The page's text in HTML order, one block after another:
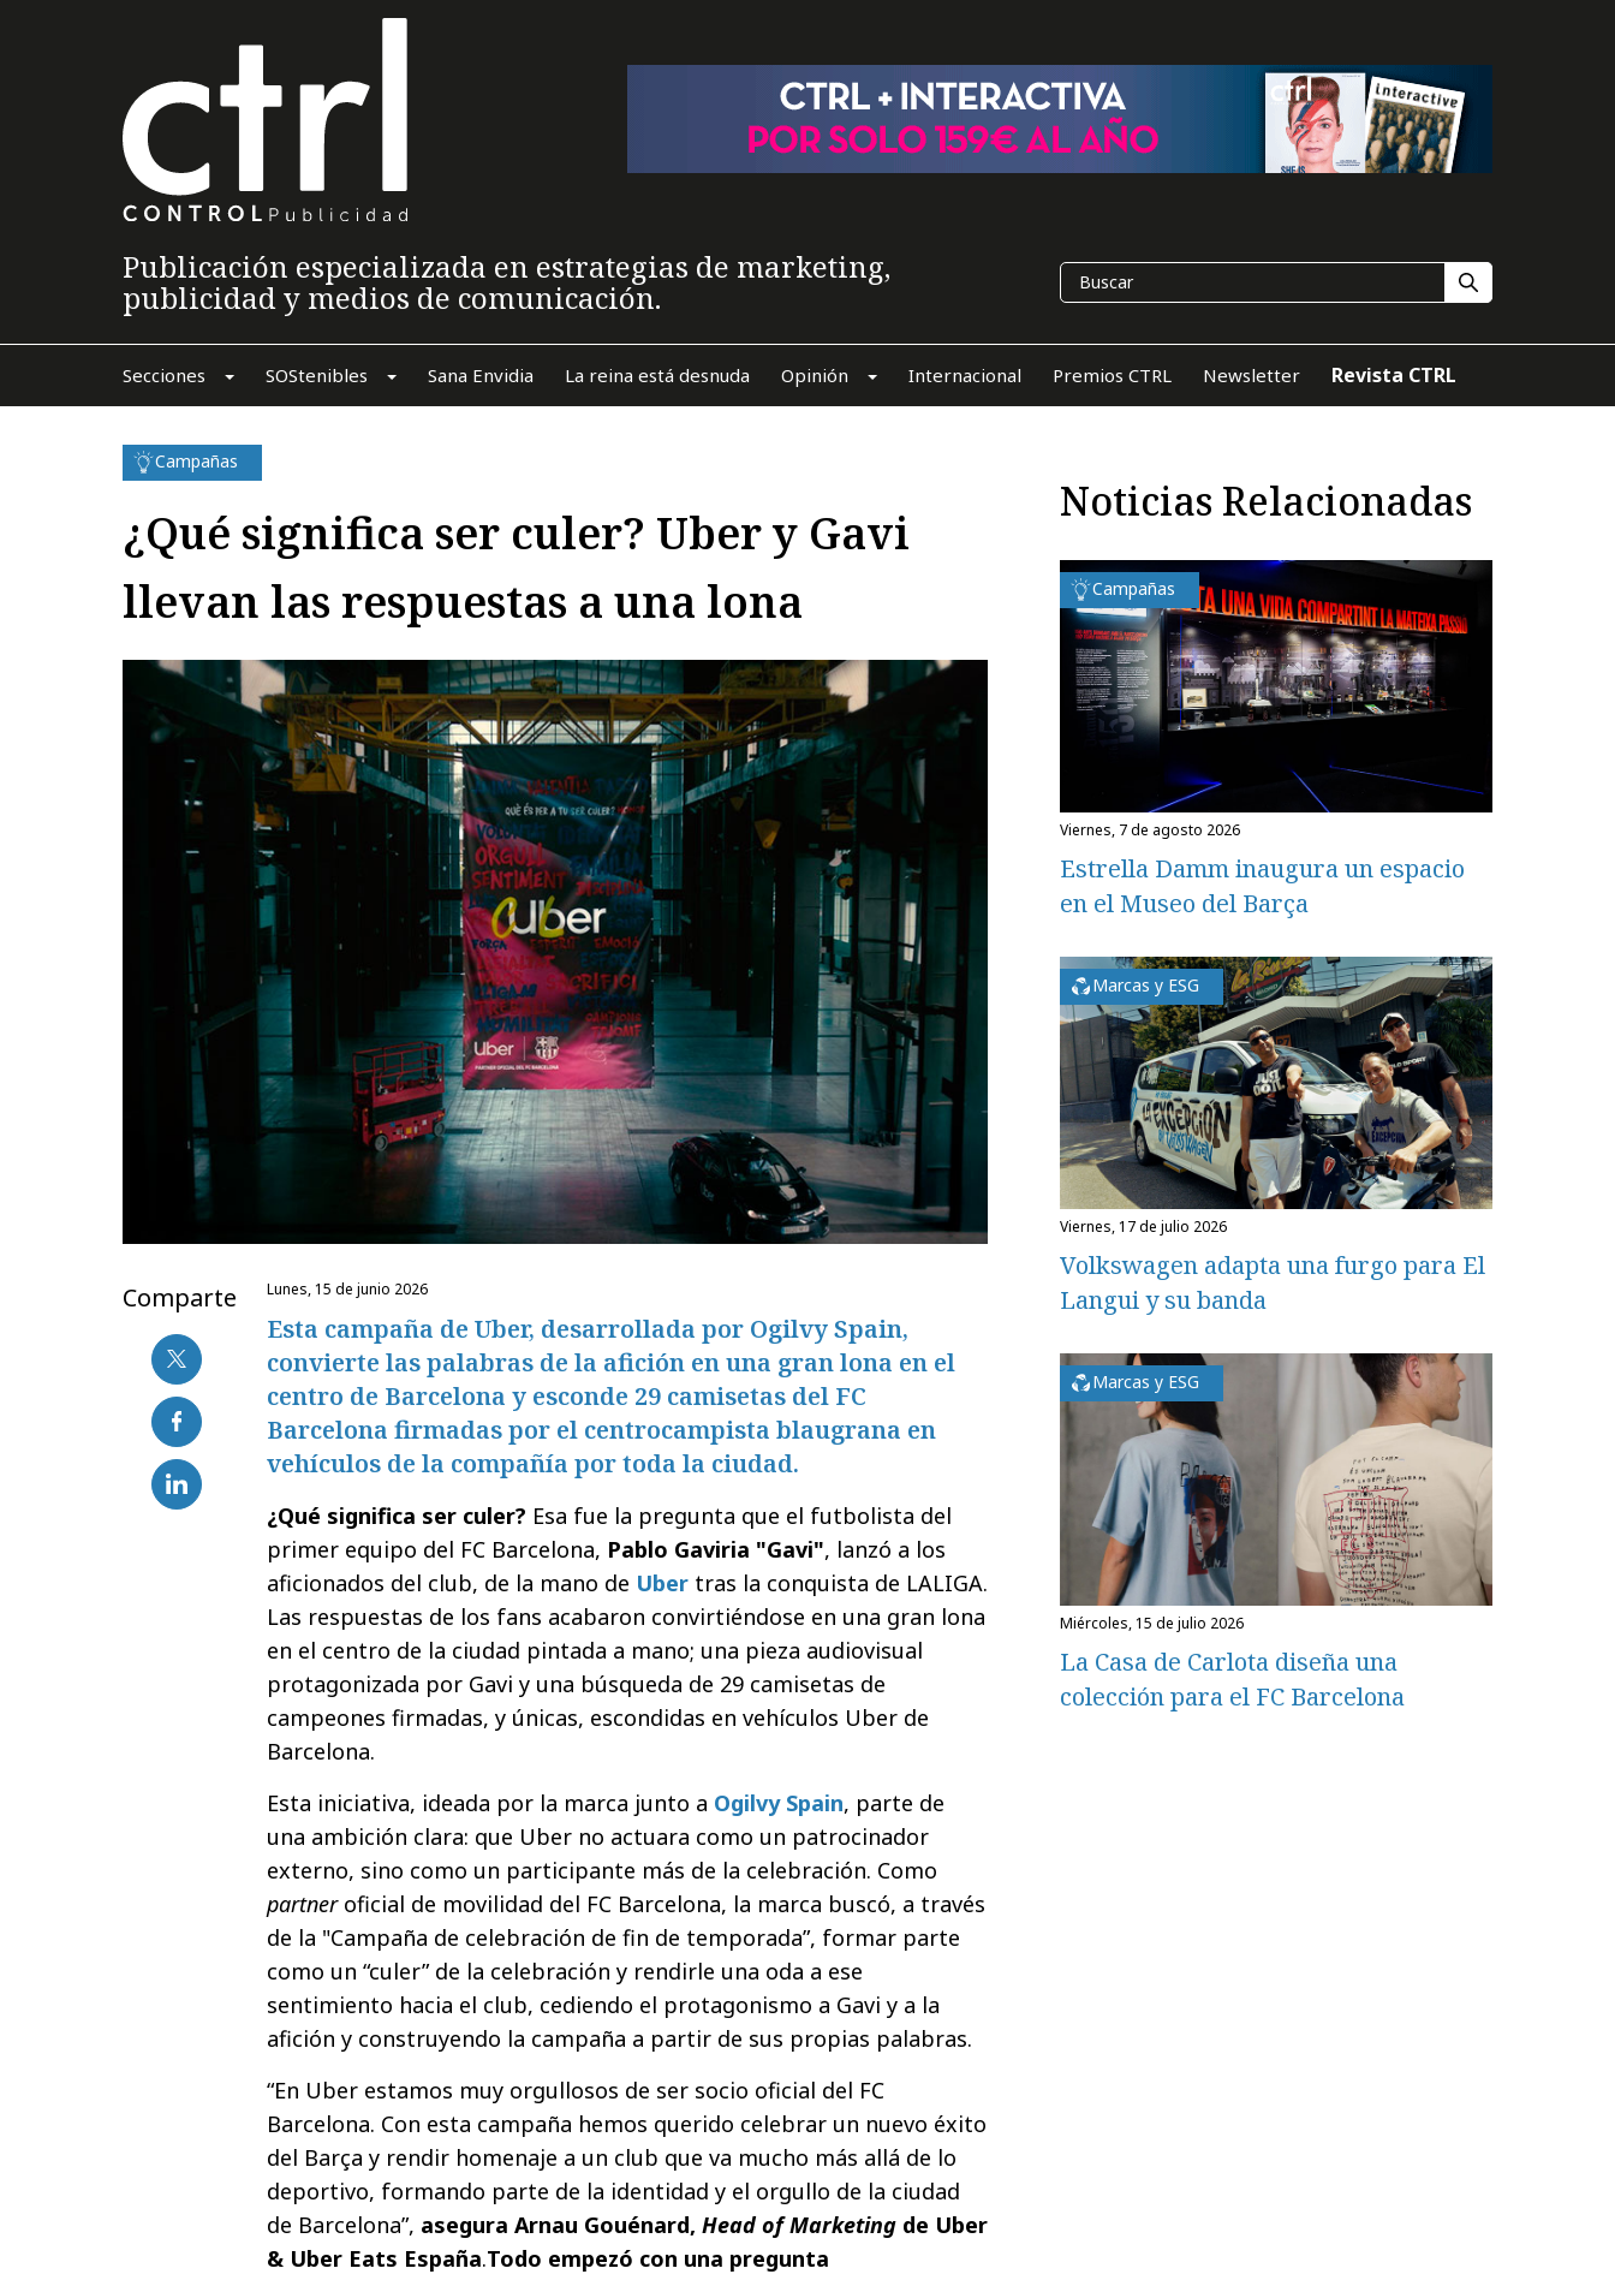
Publicación especializada en estrategias de marketing,
publicidad y medios de comunicación.
Secciones SOStenibles Sana Envidia La reina está desnuda Opinión Internacional Premios CTRL Newsletter Revista CTRL
Campañas
¿Qué significa ser culer? Uber y Gavi
llevan las respuestas a una lona
Comparte lunes, 15 de junio 2026
Esta campaña de Uber, desarrollada por Ogilvy Spain,
convierte las palabras de la afición en una gran lona en el
centro de Barcelona y esconde 29 camisetas del FC
Barcelona firmadas por el centrocampista blaugrana en
vehículos de la compañía por toda la ciudad.
¿Qué significa ser culer? Esa fue la pregunta que el futbolista del
primer equipo del FC Barcelona, Pablo Gaviria "Gavi", lanzó a los
aficionados del club, de la mano de Uber tras la conquista de LALIGA.
Las respuestas de los fans acabaron convirtiéndose en una gran lona
en el centro de la ciudad pintada a mano; una pieza audiovisual
protagonizada por Gavi y una búsqueda de 29 camisetas de
campeones firmadas, y únicas, escondidas en vehículos Uber de
Barcelona.
Esta iniciativa, ideada por la marca junto a Ogilvy Spain, parte de
una ambición clara: que Uber no actuara como un patrocinador
externo, sino como un participante más de la celebración. Como
partneroficial de movilidad del FC Barcelona, la marca buscó, a través
de la "Campaña de celebración de fin de temporada”, formar parte
como un “culer” de la celebración y rendirle una oda a ese
sentimiento hacia el club, cediendo el protagonismo a Gavi y a la
afición y construyendo la campaña a partir de sus propias palabras.
“En Uber estamos muy orgullosos de ser socio oficial del FC
Barcelona. Con esta campaña hemos querido celebrar un nuevo éxito
del Barça y rendir homenaje a un club que va mucho más allá de lo
deportivo, formando parte de la identidad y el orgullo de la ciudad
de Barcelona”, asegura Arnau Gouénard, Head of Marketing de Uber
& Uber Eats España.Todo empezó con una pregunta
Noticias Relacionadas
Campañas
viernes, 7 de agosto 2026
Estrella Damm inaugura un espacio
en el Museo del Barça
Marcas y ESG
viernes, 17 de julio 2026
Volkswagen adapta una furgo para El
Langui y su banda
Marcas y ESG
miércoles, 15 de julio 2026
La Casa de Carlota diseña una
colección para el FC Barcelona